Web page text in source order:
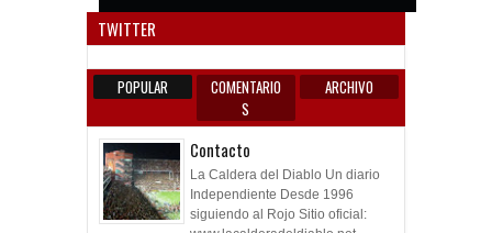
TWITTER
POPULAR
COMENTARIO
S
ARCHIVO
Contacto
La Caldera del Diablo Un diario
Independiente Desde 1996
siguiendo al Rojo Sitio oficial: